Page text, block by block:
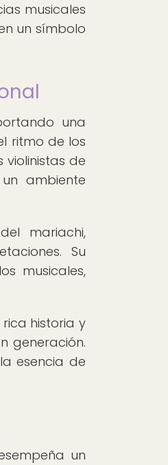
musicales
un símbolo
una
ritmo de los
de
ambiente
mariachi,
Su
musicales,
historia y
generación.
esencia de
un